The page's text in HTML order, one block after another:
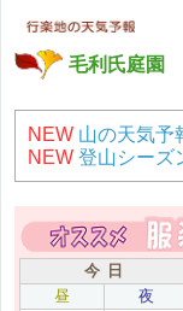
毛利氏庭園
NEW 山の天気予
NEW 登山シーズ
今 日
昼
夜